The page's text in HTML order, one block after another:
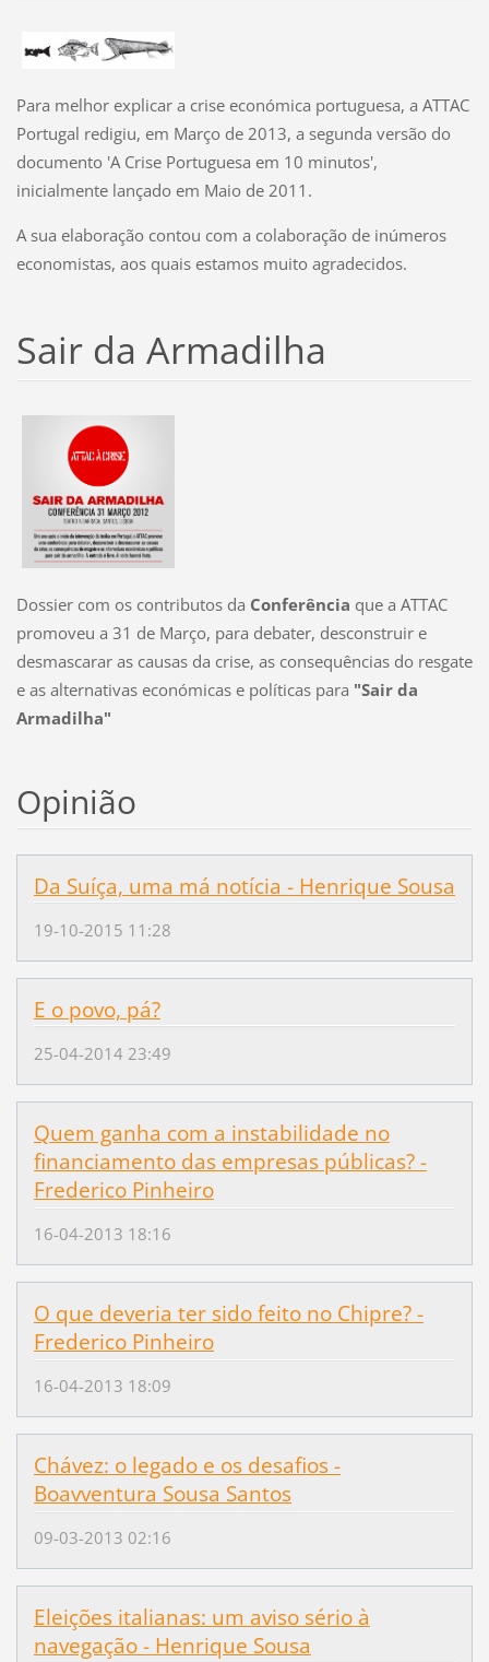
Para melhor explicar a crise económica portuguesa, a ATTAC
Portugal redigiu, em Março de 2013, a segunda versão do
documento 'A Crise Portuguesa em 10 minutos',
inicialmente lançado em Maio de 2011.
A sua elaboração contou com a colaboração de inúmeros
economistas, aos quais estamos muito agradecidos.
Sair da Armadilha
Dossier com os contributos da Conferência que a ATTAC
promoveu a 31 de Março, para debater, desconstruir e
desmascarar as causas da crise, as consequências do resgate
e as alternativas económicas e políticas para "Sair da
Armadilha"
Opinião
Da Suíça, uma má notícia - Henrique Sousa
19-10-2015 11:28
E o povo, pá?
25-04-2014 23:49
Quem ganha com a instabilidade no
financiamento das empresas públicas? -
Frederico Pinheiro
16-04-2013 18:16
O que deveria ter sido feito no Chipre? -
Frederico Pinheiro
16-04-2013 18:09
Chávez: o legado e os desafios -
Boavventura Sousa Santos
09-03-2013 02:16
Eleições italianas: um aviso sério à
navegação - Henrique Sousa